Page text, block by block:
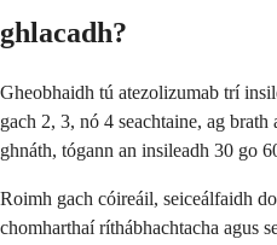
ghlacadh?
Gheobhaidh tú atezolizumab trí
gach 2, 3, nó 4 seachtaine, ag
ghnáth, tógann an insileadh 30 go
Roimh gach cóireáil, seiceálfaidh
chomharthaí ríthábhachtacha agus